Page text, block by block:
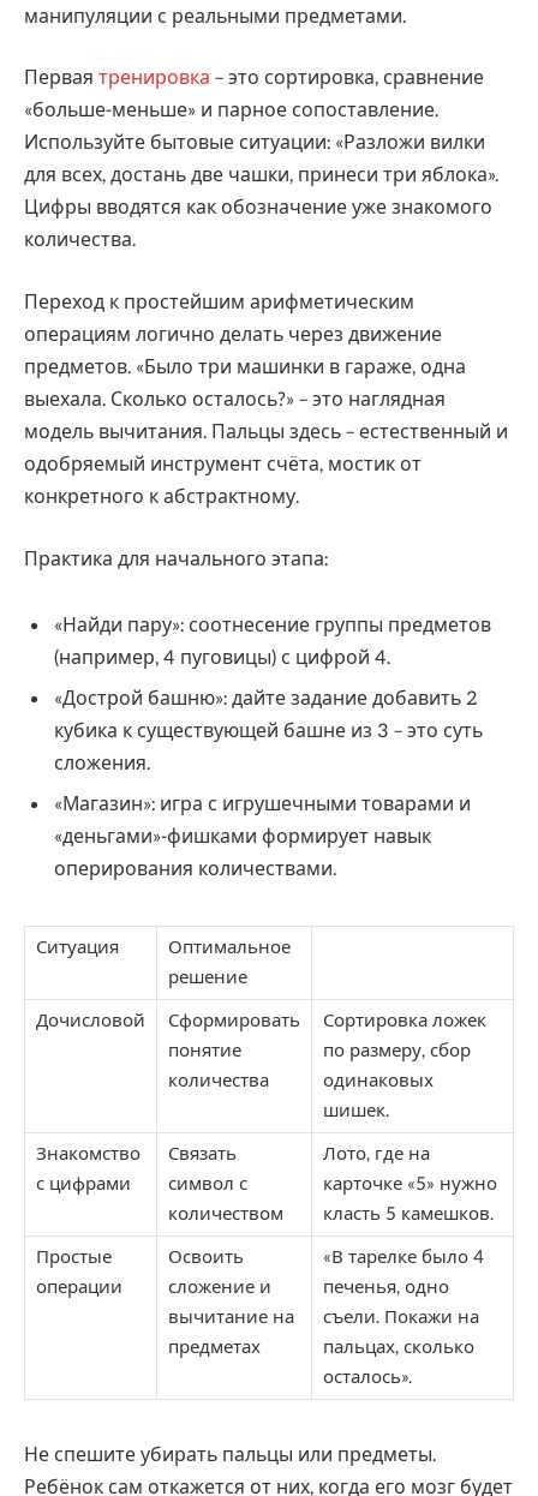
манипуляции с реальными предметами.
Первая тренировка – это сортировка, сравнение
«больше-меньше» и парное сопоставление.
Используйте бытовые ситуации: «Разложи вилки
для всех, достань две чашки, принеси три яблока».
Цифры вводятся как обозначение уже знакомого
количества.
Переход к простейшим арифметическим
операциям логично делать через движение
предметов. «Было три машинки в гараже, одна
выехала. Сколько осталось?» – это наглядная
модель вычитания. Пальцы здесь – естественный и
одобряемый инструмент счёта, мостик от
конкретного к абстрактному.
Практика для начального этапа:
«Найди пару»: соотнесение группы предметов
(например, 4 пуговицы) с цифрой 4.
«Дострой башню»: дайте задание добавить 2
кубика к существующей башне из 3 – это суть
сложения.
«Магазин»: игра с игрушечными товарами и
«деньгами»-фишками формирует навык
оперирования количествами.
Ситуация
Оптимальное
решение
Дочисловой
Сформировать
понятие
количества
Сортировка ложек
по размеру, сбор
одинаковых
шишек.
Знакомство
с цифрами
Связать
символ с
количеством
Лото, где на
карточке «5» нужно
класть 5 камешков.
Простые
операции
Освоить
сложение и
вычитание на
предметах
«В тарелке было 4
печенья, одно
съели. Покажи на
пальцах, сколько
осталось».
Не спешите убирать пальцы или предметы.
Ребёнок сам откажется от них, когда его мозг будет